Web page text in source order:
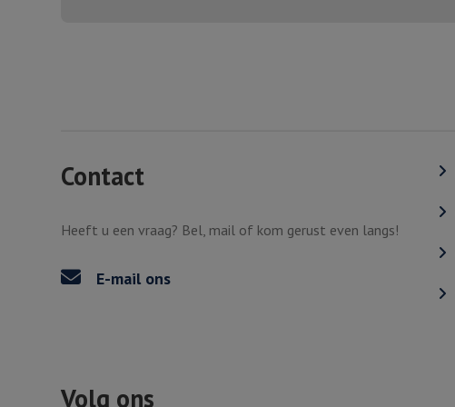
Contact
Heeft u een vraag? Bel, mail of kom gerust even langs!
E-mail ons
Volg ons